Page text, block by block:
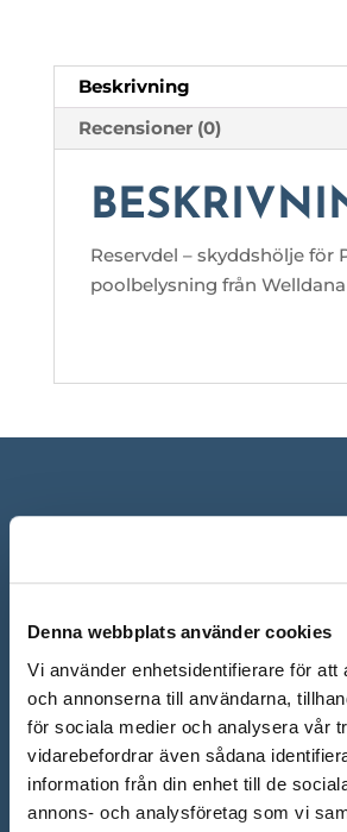
Denna webbplats använder cookies
Vi använder enhetsidentifierare för att
och annonserna till användarna,
för sociala medier och analysera vår
vidarebefordrar även sådana
information från din enhet till de
annons- och analysföretag som vi
Beskrivning
Recensioner (0)
Reservdel – skyddshölje för
poolbelysning från Welldana
ÖPPETTIDER SHOWROOM
Mån-Fre: 10.00 – 18.00
Lör: 10.00 – 13.00